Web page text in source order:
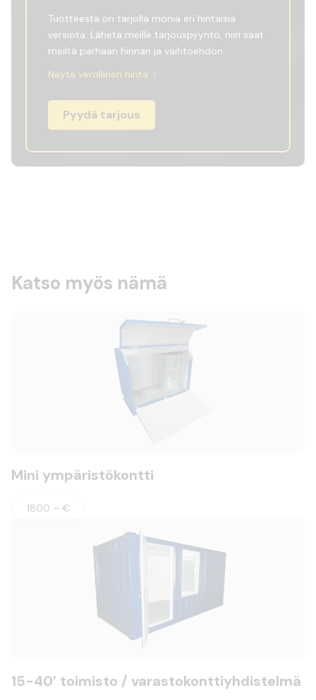
Tuotteesta on tarjolla monia eri hintaisia
versiota. Lähetä meille tarjouspyyntö, niin saat
meiltä parhaan hinnan ja vaihtoehdon.
Näytä verollinen hinta
Pyydä tarjous
Katso myös nämä
Mini ympäristökontti
1800 – €
15-40’ toimisto / varastokonttiyhdistelmä